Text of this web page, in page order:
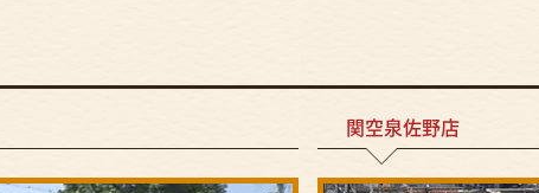
関空泉佐野店